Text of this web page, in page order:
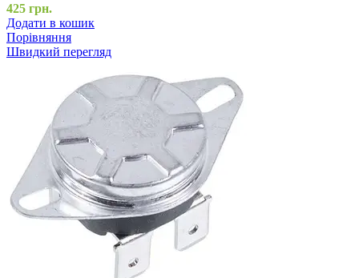
425 грн.
Додати в кошик
Порівняння
Швидкий перегляд